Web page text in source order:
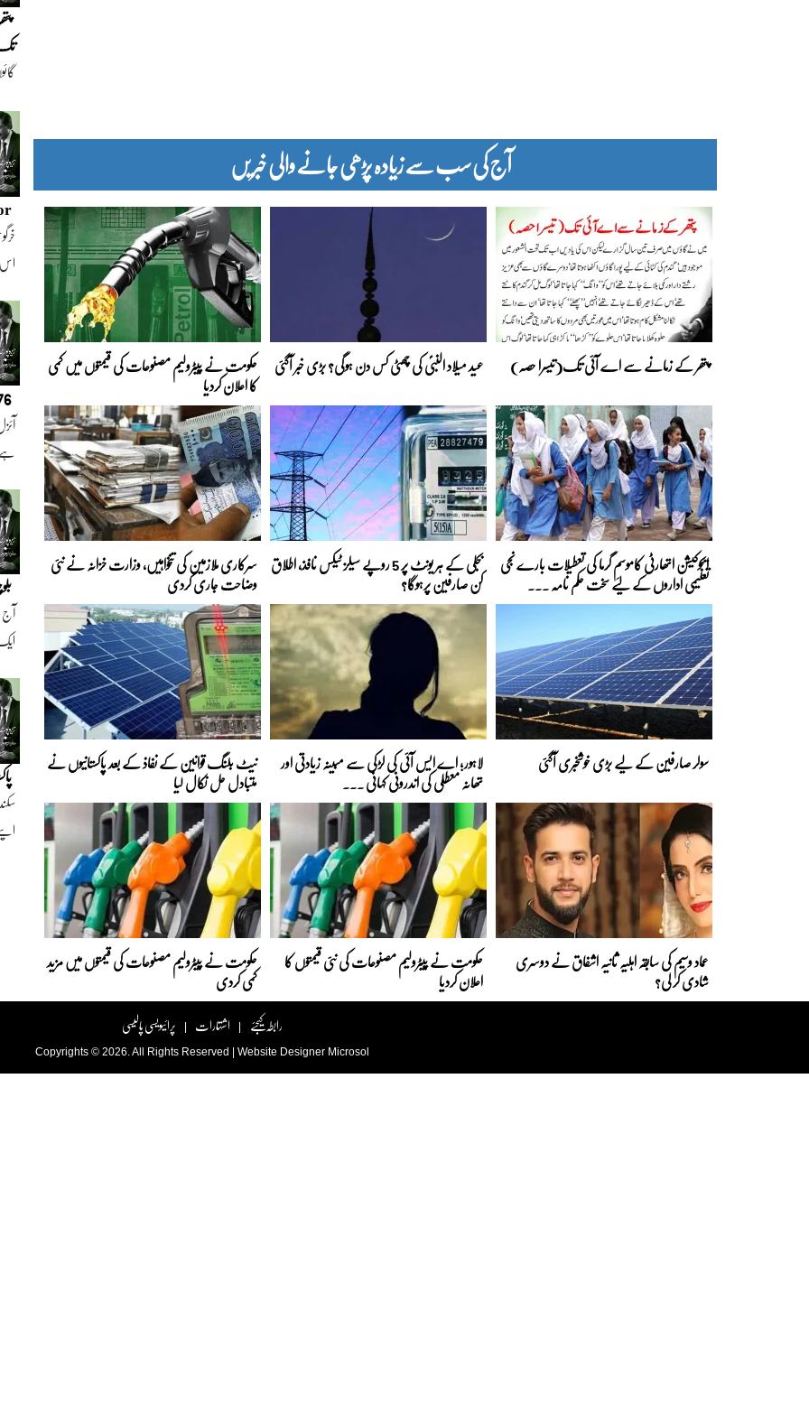
آج کی سب سے زیادہ پڑھی جانے والی خبریں
پتھر کے زمانے سے اے آئی تک(تیسرا حصہ) عید میلاد النبیؐ کی چھٹی کس دن ہوگی؟ بڑی خبر آگئی حکومت نے پیٹرولیم مصنوعات کی قیمتوں میں کمی
کا اعلان کردیا
ایجوکیشن اتھارٹی کاموسمِ گرما کی تعطیلات بارے نجی
تعلیمی اداروں کے لیے سخت حکم نامہ ...
بجلی کے ہر یونٹ پر 5 روپے سیلز ٹیکس نافذ، اطلاق
کن صارفین پرہوگا؟
سرکاری ملازمین کی تنخواہیں، وزارت خزانہ نے نئی
وضاحت جاری کردی
سولر صارفین کے لیے بڑی خوشخبری آگئی لاہور؛ اے ایس آئی کی لڑکی سے مبینہ زیادتی اور
تھانہ معطلی کی اندرونی کہانی ...
نیٹ بلنگ قوانین کے نفاذ کے بعد پاکستانیوں نے
متبادل حل نکال لیا
عماد وسیم کی سابقہ اہلیہ ثانیہ اشفاق نے دوسری
شادی کر لی؟
حکومت نے پیٹرولیم مصنوعات کی نئی قیمتوں کا
اعلان کردیا
حکومت نے پیٹرولیم مصنوعات کی قیمتوں میں مزید
کمی کردی
رابطہ کیجئے | اشتہارات | پرائیویسی پالیسی
Copyrights © 2026. All Rights Reserved | Website Designer Microsol